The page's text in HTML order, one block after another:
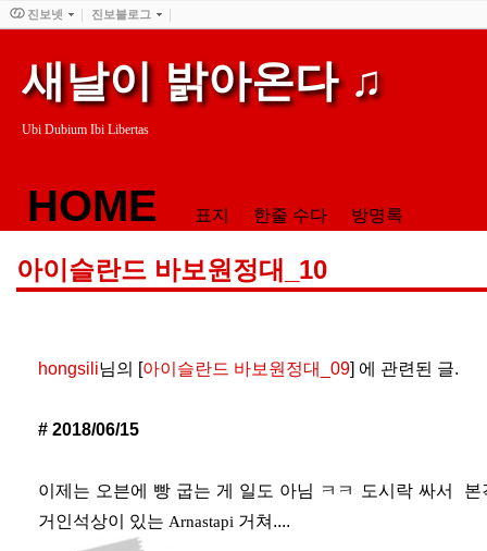
새날이 밝아온다 ♫
Ubi Dubium Ibi Libertas
HOME 표지 한줄 수다 방명록
아이슬란드 바보원정대_10
hongsili님의 [아이슬란드 바보원정대_09] 에 관련된 글.
# 2018/06/15
이제는 오븐에 빵 굽는 게 일도 아님 ㅋㅋ 도시락 싸서
거인석상이 있는 Arnastapi 거쳐....
진보넷 진보블로그